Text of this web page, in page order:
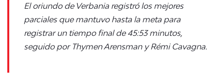
El oriundo de Verbania registró los mejores
parciales que mantuvo hasta la meta para
registrar un tiempo final de 45:53 minutos,
seguido por Thymen Arensman y Rémi Cavagna.